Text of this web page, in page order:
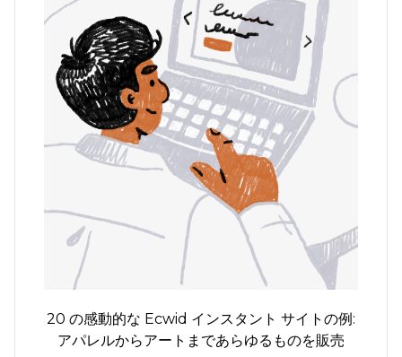
20 の感動的な Ecwid インスタント サイトの例:
アパレルからアートまであらゆるものを販売